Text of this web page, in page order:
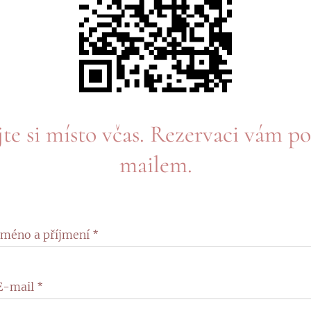
si místo včas. Rezervaci vám
mailem.
a příjmení
mail